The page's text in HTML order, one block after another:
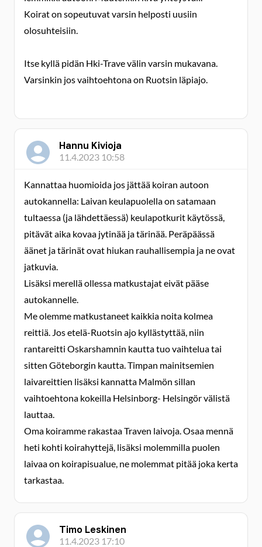
Koirat on sopeutuvat varsin helposti uusiin
olosuhteisiin.
Itse kyllä pidän Hki-Trave välin varsin mukavana.
Varsinkin jos vaihtoehtona on Ruotsin läpiajo.
Hannu Kivioja
11.4.2023 10:58
Kannattaa huomioida jos jättää koiran autoon
autokannella: Laivan keulapuolella on satamaan
tultaessa (ja lähdettäessä) keulapotkurit käytössä,
pitävät aika kovaa jytinää ja tärinää. Peräpäässä
äänet ja tärinät ovat hiukan rauhallisempia ja ne ovat
jatkuvia.
Lisäksi merellä ollessa matkustajat eivät pääse
autokannelle.
Me olemme matkustaneet kaikkia noita kolmea
reittiä. Jos etelä-Ruotsin ajo kyllästyttää, niin
rantareitti Oskarshamnin kautta tuo vaihtelua tai
sitten Göteborgin kautta. Timpan mainitsemien
laivareittien lisäksi kannatta Malmön sillan
vaihtoehtona kokeilla Helsinborg- Helsingör välistä
lauttaa.
Oma koiramme rakastaa Traven laivoja. Osaa mennä
heti kohti koirahyttejä, lisäksi molemmilla puolen
laivaa on koirapisualue, ne molemmat pitää joka kerta
tarkastaa.
Timo Leskinen
11.4.2023 17:10